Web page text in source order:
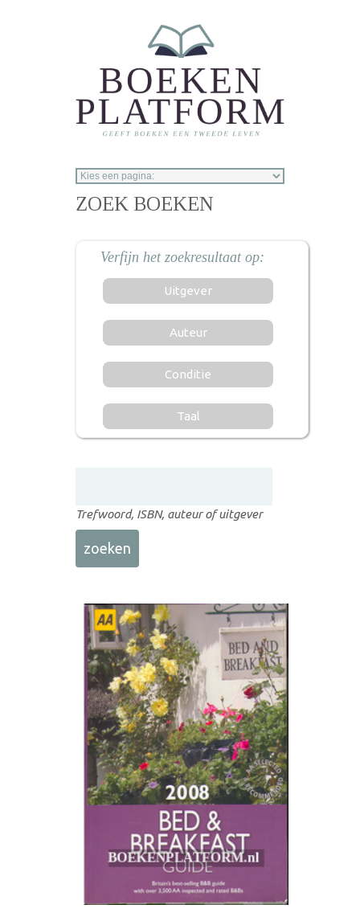
ZOEK BOEKEN
Uitgever
Auteur
Conditie
Taal
Trefwoord, ISBN, auteur of uitgever